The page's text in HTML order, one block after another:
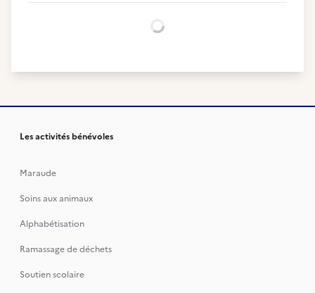
Chargement...
Les activités bénévoles
Maraude
Soins aux animaux
Alphabétisation
Ramassage de déchets
Soutien scolaire